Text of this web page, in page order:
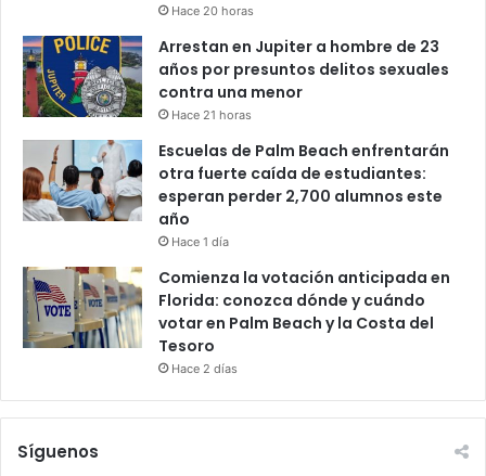
Hace 20 horas
Arrestan en Jupiter a hombre de 23
años por presuntos delitos sexuales
contra una menor
Hace 21 horas
Escuelas de Palm Beach enfrentarán
otra fuerte caída de estudiantes:
esperan perder 2,700 alumnos este
año
Hace 1 día
Comienza la votación anticipada en
Florida: conozca dónde y cuándo
votar en Palm Beach y la Costa del
Tesoro
Hace 2 días
Síguenos